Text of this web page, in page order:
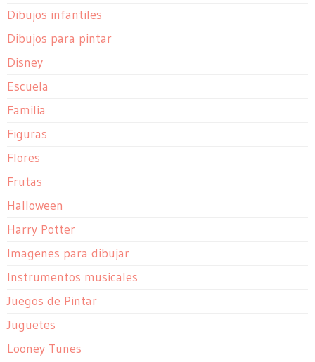
Dibujos infantiles
Dibujos para pintar
Disney
Escuela
Familia
Figuras
Flores
Frutas
Halloween
Harry Potter
Imagenes para dibujar
Instrumentos musicales
Juegos de Pintar
Juguetes
Looney Tunes